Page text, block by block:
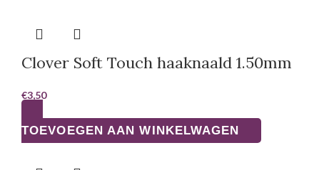
Clover Soft Touch haaknaald 1.50mm
€3,50
TOEVOEGEN AAN WINKELWAGEN